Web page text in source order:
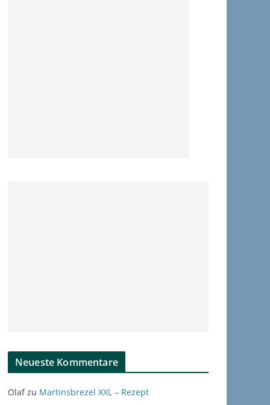
Neueste Kommentare
Olafzu Martinsbrezel XXL – Rezept